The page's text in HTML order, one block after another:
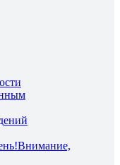
Внимание,